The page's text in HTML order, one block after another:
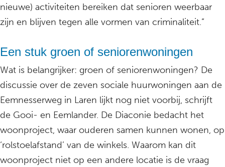
nieuwe) activiteiten bereiken dat senioren weerbaar
zijn en blijven tegen alle vormen van criminaliteit.”
Een stuk groen of seniorenwoningen
Wat is belangrijker: groen of seniorenwoningen? De
discussie over de zeven sociale huurwoningen aan de
Eemnesserweg in Laren lijkt nog niet voorbij, schrijft
de Gooi- en Eemlander. De Diaconie bedacht het
woonproject, waar ouderen samen kunnen wonen, op
‘rolstoelafstand’ van de winkels. Waarom kan dit
woonproject niet op een andere locatie is de vraag